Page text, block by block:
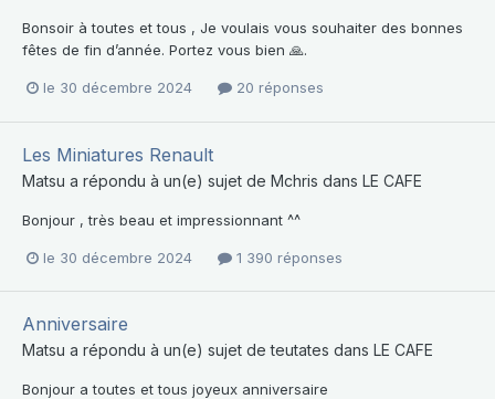
Bonsoir à toutes et tous , Je voulais vous souhaiter des bonnes
fêtes de fin d’année. Portez vous bien 🙏.
le 30 décembre 2024 20 réponses
Les Miniatures Renault
Matsu a répondu à un(e) sujet de Mchris dans LE CAFE
Bonjour , très beau et impressionnant ^^
le 30 décembre 2024 1 390 réponses
Anniversaire
Matsu a répondu à un(e) sujet deteutates dans LE CAFE
Bonjour a toutes et tous joyeux anniversaire